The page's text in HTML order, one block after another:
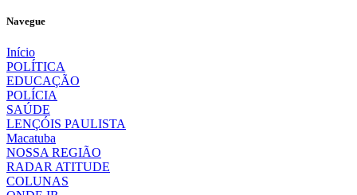
Navegue
Início
POLÍTICA
EDUCAÇÃO
POLÍCIA
SAÚDE
LENÇÓIS PAULISTA
Macatuba
NOSSA REGIÃO
RADAR ATITUDE
COLUNAS